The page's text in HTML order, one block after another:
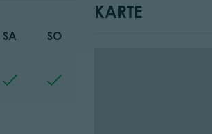
SA SO
KARTE